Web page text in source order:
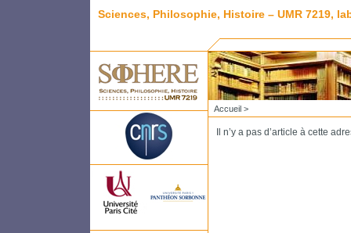
Sciences, Philosophie, Histoire – UMR 7219,
Accueil>
Il n’y a pas d’article à cette